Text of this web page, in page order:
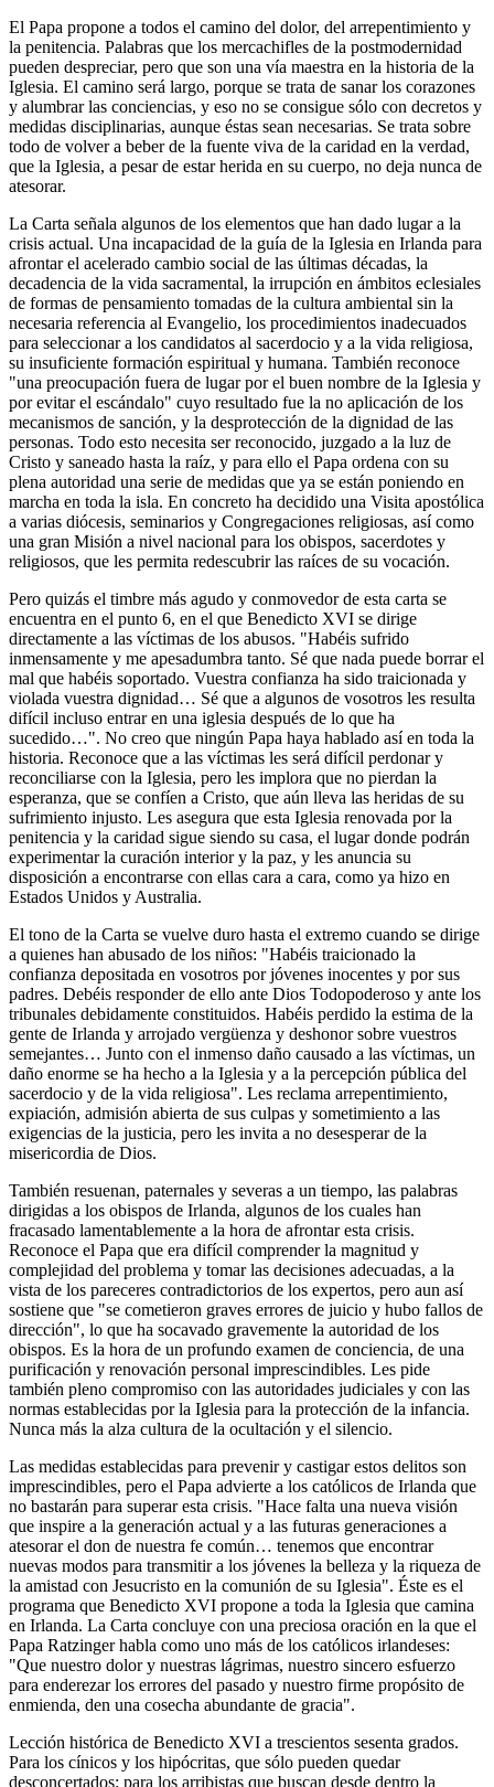
El Papa propone a todos el camino del dolor, del arrepentimiento y
la penitencia. Palabras que los mercachifles de la postmodernidad
pueden despreciar, pero que son una vía maestra en la historia de la
Iglesia. El camino será largo, porque se trata de sanar los corazones
y alumbrar las conciencias, y eso no se consigue sólo con decretos y
medidas disciplinarias, aunque éstas sean necesarias. Se trata sobre
todo de volver a beber de la fuente viva de la caridad en la verdad,
que la Iglesia, a pesar de estar herida en su cuerpo, no deja nunca de
atesorar.
La Carta señala algunos de los elementos que han dado lugar a la
crisis actual. Una incapacidad de la guía de la Iglesia en Irlanda para
afrontar el acelerado cambio social de las últimas décadas, la
decadencia de la vida sacramental, la irrupción en ámbitos eclesiales
de formas de pensamiento tomadas de la cultura ambiental sin la
necesaria referencia al Evangelio, los procedimientos inadecuados
para seleccionar a los candidatos al sacerdocio y a la vida religiosa,
su insuficiente formación espiritual y humana. También reconoce
"una preocupación fuera de lugar por el buen nombre de la Iglesia y
por evitar el escándalo" cuyo resultado fue la no aplicación de los
mecanismos de sanción, y la desprotección de la dignidad de las
personas. Todo esto necesita ser reconocido, juzgado a la luz de
Cristo y saneado hasta la raíz, y para ello el Papa ordena con su
plena autoridad una serie de medidas que ya se están poniendo en
marcha en toda la isla. En concreto ha decidido una Visita apostólica
a varias diócesis, seminarios y Congregaciones religiosas, así como
una gran Misión a nivel nacional para los obispos, sacerdotes y
religiosos, que les permita redescubrir las raíces de su vocación.
Pero quizás el timbre más agudo y conmovedor de esta carta se
encuentra en el punto 6, en el que Benedicto XVI se dirige
directamente a las víctimas de los abusos. "Habéis sufrido
inmensamente y me apesadumbra tanto. Sé que nada puede borrar el
mal que habéis soportado. Vuestra confianza ha sido traicionada y
violada vuestra dignidad… Sé que a algunos de vosotros les resulta
difícil incluso entrar en una iglesia después de lo que ha
sucedido…". No creo que ningún Papa haya hablado así en toda la
historia. Reconoce que a las víctimas les será difícil perdonar y
reconciliarse con la Iglesia, pero les implora que no pierdan la
esperanza, que se confíen a Cristo, que aún lleva las heridas de su
sufrimiento injusto. Les asegura que esta Iglesia renovada por la
penitencia y la caridad sigue siendo su casa, el lugar donde podrán
experimentar la curación interior y la paz, y les anuncia su
disposición a encontrarse con ellas cara a cara, como ya hizo en
Estados Unidos y Australia.
El tono de la Carta se vuelve duro hasta el extremo cuando se dirige
a quienes han abusado de los niños: "Habéis traicionado la
confianza depositada en vosotros por jóvenes inocentes y por sus
padres. Debéis responder de ello ante Dios Todopoderoso y ante los
tribunales debidamente constituidos. Habéis perdido la estima de la
gente de Irlanda y arrojado vergüenza y deshonor sobre vuestros
semejantes… Junto con el inmenso daño causado a las víctimas, un
daño enorme se ha hecho a la Iglesia y a la percepción pública del
sacerdocio y de la vida religiosa". Les reclama arrepentimiento,
expiación, admisión abierta de sus culpas y sometimiento a las
exigencias de la justicia, pero les invita a no desesperar de la
misericordia de Dios.
También resuenan, paternales y severas a un tiempo, las palabras
dirigidas a los obispos de Irlanda, algunos de los cuales han
fracasado lamentablemente a la hora de afrontar esta crisis.
Reconoce el Papa que era difícil comprender la magnitud y
complejidad del problema y tomar las decisiones adecuadas, a la
vista de los pareceres contradictorios de los expertos, pero aun así
sostiene que "se cometieron graves errores de juicio y hubo fallos de
dirección", lo que ha socavado gravemente la autoridad de los
obispos. Es la hora de un profundo examen de conciencia, de una
purificación y renovación personal imprescindibles. Les pide
también pleno compromiso con las autoridades judiciales y con las
normas establecidas por la Iglesia para la protección de la infancia.
Nunca más la alza cultura de la ocultación y el silencio.
Las medidas establecidas para prevenir y castigar estos delitos son
imprescindibles, pero el Papa advierte a los católicos de Irlanda que
no bastarán para superar esta crisis. "Hace falta una nueva visión
que inspire a la generación actual y a las futuras generaciones a
atesorar el don de nuestra fe común… tenemos que encontrar
nuevas modos para transmitir a los jóvenes la belleza y la riqueza de
la amistad con Jesucristo en la comunión de su Iglesia". Éste es el
programa que Benedicto XVI propone a toda la Iglesia que camina
en Irlanda. La Carta concluye con una preciosa oración en la que el
Papa Ratzinger habla como uno más de los católicos irlandeses:
"Que nuestro dolor y nuestras lágrimas, nuestro sincero esfuerzo
para enderezar los errores del pasado y nuestro firme propósito de
enmienda, den una cosecha abundante de gracia".
Lección histórica de Benedicto XVI a trescientos sesenta grados.
Para los cínicos y los hipócritas, que sólo pueden quedar
desconcertados; para los arribistas que buscan desde dentro la